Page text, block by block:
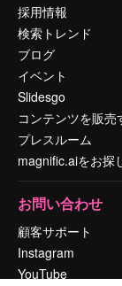
採用情報
検索トレンド
ブログ
イベント
Slidesgo
コンテンツを販売
プレスルーム
magnific.aiをお探
お問い合わせ
顧客サポート
Instagram
YouTube